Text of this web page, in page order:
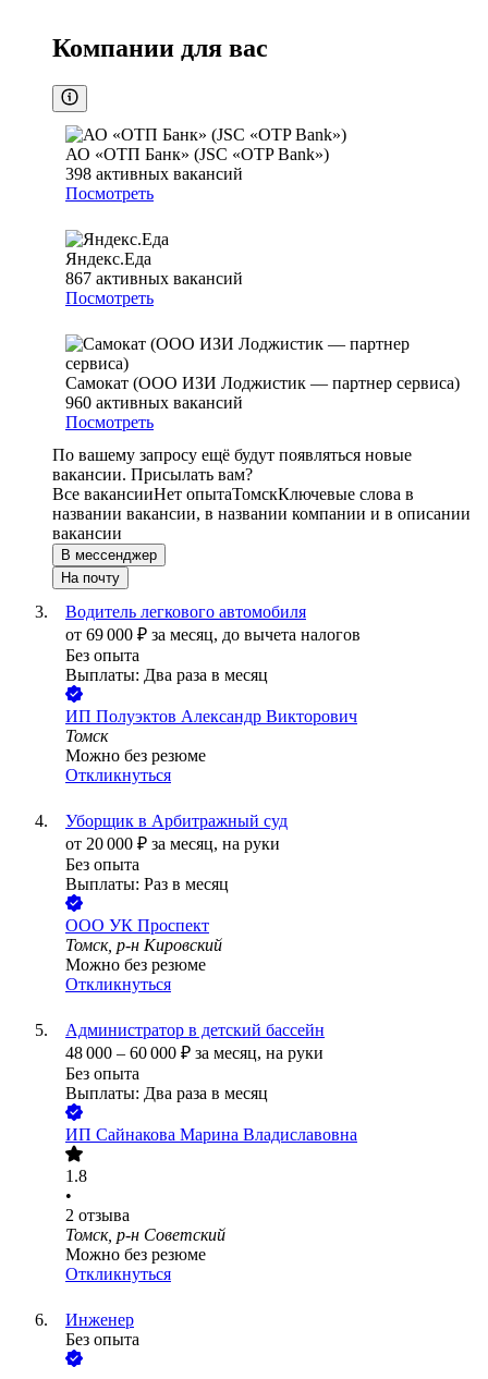
Компании для вас
АО «ОТП Банк» (JSC «OTP Bank»)
398 активных вакансий
Посмотреть
Яндекс.Еда
867 активных вакансий
Посмотреть
Самокат (ООО ИЗИ Лоджистик — партнер сервиса)
960 активных вакансий
Посмотреть
По вашему запросу ещё будут появляться новые
вакансии. Присылать вам?
Все вакансииНет опытаТомскКлючевые слова в
названии вакансии, в названии компании и в описании
вакансии
В мессенджер
На почту
Водитель легкового автомобиля
от 69 000 ₽ за месяц, до вычета налогов
Без опыта
Выплаты: Два раза в месяц
ИП Полуэктов Александр Викторович
Томск
Можно без резюме
Откликнуться
Уборщик в Арбитражный суд
от 20 000 ₽ за месяц, на руки
Без опыта
Выплаты: Раз в месяц
ООО УК Проспект
Томск, р-н Кировский
Можно без резюме
Откликнуться
Администратор в детский бассейн
48 000 – 60 000 ₽ за месяц, на руки
Без опыта
Выплаты: Два раза в месяц
ИП Сайнакова Марина Владиславовна
1.8
•
2 отзыва
Томск, р-н Советский
Можно без резюме
Откликнуться
Инженер
Без опыта